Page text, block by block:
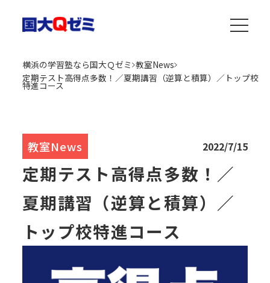
横浜の学習塾なら国大Ｑゼミ 教室News
定期テスト高得点多数！／夏期講習（逆算と積算）／トップ校
特進コース
教室News 2022/7/15
定期テスト高得点多数！／
夏期講習（逆算と積算）／
トップ校特進コース